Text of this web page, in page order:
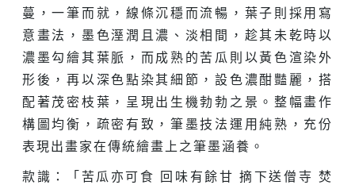
蔓，一筆而就，線條沉穩而流暢，葉子則採用寫
意畫法，墨色溼潤且濃、淡相間，趁其未乾時以
濃墨勾繪其葉脈，而成熟的苦瓜則以黃色渲染外
形後，再以深色點染其細節，設色濃酣豔麗，搭
配著茂密枝葉，呈現出生機勃勃之景。整幅畫作
構圖均衡，疏密有致，筆墨技法運用純熟，充份
表現出畫家在傳統繪畫上之筆墨涵養。
款識：「苦瓜亦可食 回味有餘甘 摘下送僧寺 焚